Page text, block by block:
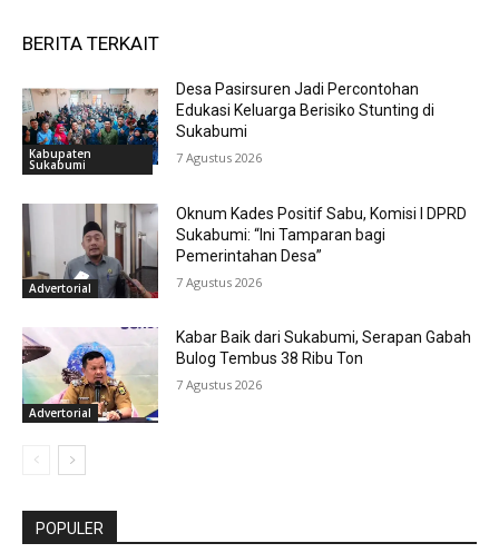
BERITA TERKAIT
Kabupaten
Sukabumi
Desa Pasirsuren Jadi Percontohan
Edukasi Keluarga Berisiko Stunting di
Sukabumi
7 Agustus 2026
Advertorial
Oknum Kades Positif Sabu, Komisi I DPRD
Sukabumi: “Ini Tamparan bagi
Pemerintahan Desa”
7 Agustus 2026
Advertorial
Kabar Baik dari Sukabumi, Serapan Gabah
Bulog Tembus 38 Ribu Ton
7 Agustus 2026
POPULER